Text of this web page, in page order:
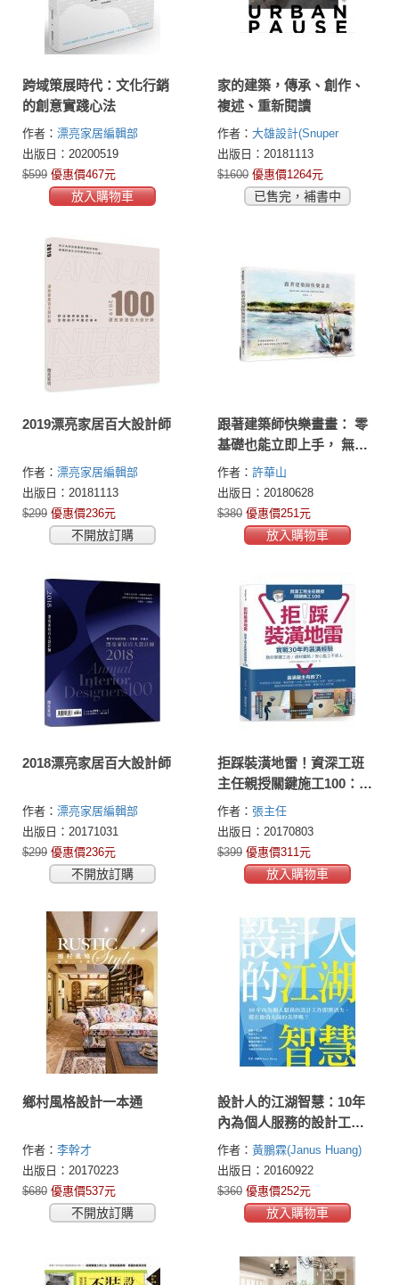
跨域策展時代：文化行銷
的創意實踐心法
作者： 漂亮家居編輯部
出版日：20200519
$599 優惠價467元
放入購物車
家的建築，傳承、創作、
複述、重新閱讀
作者： 大雄設計(Snuper
Design)
出版日：20181113
$1600 優惠價1264元
已售完，補書中
2019漂亮家居百大設計師
作者： 漂亮家居編輯部
出版日：20181113
$299 優惠價236元
不開放訂購
跟著建築師快樂畫畫： 零
基礎也能立即上手， 無壓
力建構空間場景與美學概
念
作者： 許華山
出版日：20180628
$380 優惠價251元
放入購物車
2018漂亮家居百大設計師
作者： 漂亮家居編輯部
出版日：20171031
$299 優惠價236元
不開放訂購
拒踩裝潢地雷！資深工班
主任親授關鍵施工100：實
戰30年的裝潢經驗，教你
掌握工法、選材重點，安
心監工不求人
作者： 張主任
出版日：20170803
$399 優惠價311元
放入購物車
鄉村風格設計一本通
作者： 李幹才
出版日：20170223
$680 優惠價537元
不開放訂購
設計人的江湖智慧：10年
內為個人服務的設計工作
即將消失，還在做偽大師
的美夢嗎？
作者： 黃鵬霖(Janus Huang)
出版日：20160922
$360 優惠價252元
放入購物車